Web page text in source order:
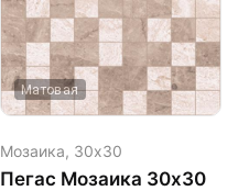
Матовая
Мозаика, 30х30
Пегас Мозаика 30х30